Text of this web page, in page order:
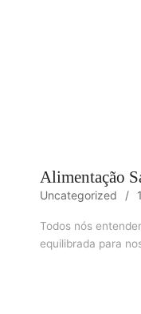
Alimentação
Uncategorized
Todos nós
equilibrada para